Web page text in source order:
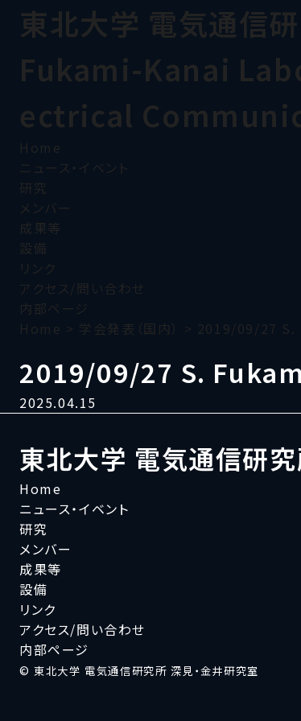
東北大学 電気通信
Fukami-Kanai
ectrical
Home
ニュース・イベント
研究
メンバー
成果等
設備
リンク
アクセス/問い合わせ
内部ページ
Home > 学会発表（国内） > 2019/09/27 S.
2019/09/27 S.
2025.04.15
東北大学 電気通信研
Home
ニュース・イベント
研究
メンバー
成果等
設備
リンク
アクセス/問い合わせ
内部ページ
© 東北大学 電気通信研究所 深見・金井研究室